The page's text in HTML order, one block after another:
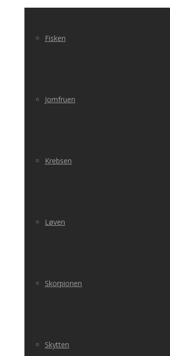
Fisken
Jomfruen
Krebsen
Løven
Skorpionen
Skytten